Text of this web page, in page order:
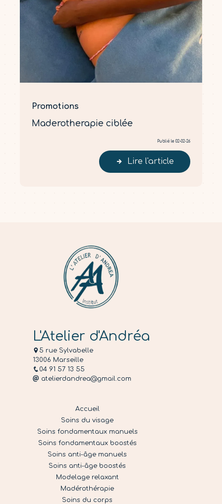
Promotions
Maderotherapie ciblée
Publié le 02-02-26
Lire l'article
L'Atelier d'Andréa
5 rue Sylvabelle
13006 Marseille
04 91 57 13 55
atelierdandrea@gmail.com
Accueil
Soins du visage
Soins fondamentaux manuels
Soins fondamentaux boostés
Soins anti-âge manuels
Soins anti-âge boostés
Modelage relaxant
Madérothérapie
Soins du corps